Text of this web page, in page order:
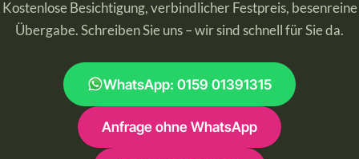
Kostenlose Besichtigung, verbindlicher Festpreis, besenreine
Übergabe. Schreiben Sie uns – wir sind schnell für Sie da.
WhatsApp: 0159 01391315
Anfrage ohne WhatsApp